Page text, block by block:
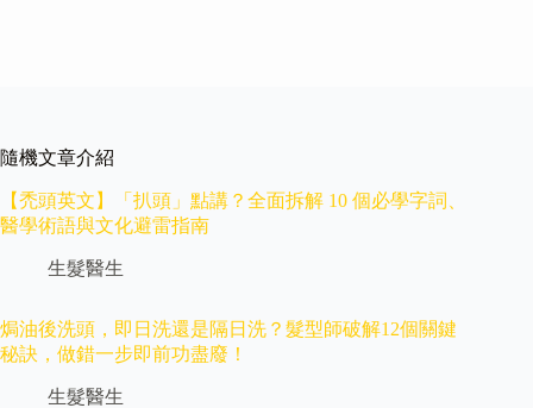
隨機文章介紹
【禿頭英文】「扒頭」點講？全面拆解 10 個必學字詞、
醫學術語與文化避雷指南
生髮醫生
焗油後洗頭，即日洗還是隔日洗？髮型師破解12個關鍵
秘訣，做錯一步即前功盡廢！
生髮醫生